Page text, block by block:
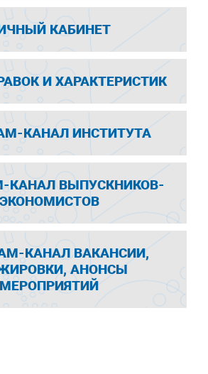
КАБИНЕТ
И ХАРАКТЕРИСТИК
КАНАЛ ИНСТИТУТА
КАНАЛ ВЫПУСКНИКОВ-
ЭКОНОМИСТОВ
КАНАЛ ВАКАНСИИ,
АНОНСЫ
МЕРОПРИЯТИЙ